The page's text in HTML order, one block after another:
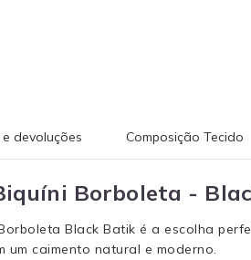
devoluções Composição Tecido
Borboleta -
Black Batik é a escolha
um caimento natural e moderno.